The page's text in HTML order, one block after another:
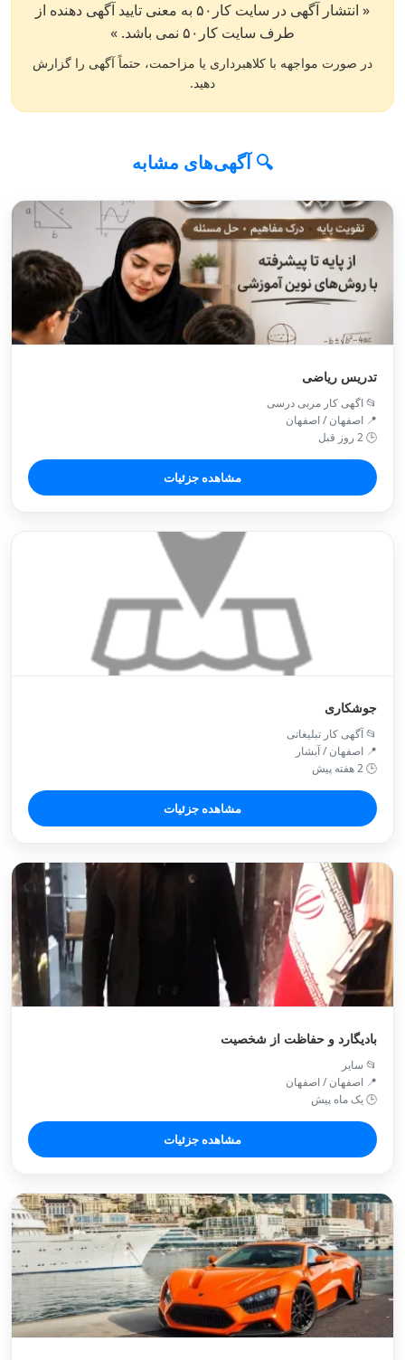
« انتشار آگهی در سایت کار۵۰ به معنی تایید آگهی دهنده از
طرف سایت کار۵۰ نمی باشد. »
در صورت مواجهه با کلاهبرداری یا مزاحمت، حتماً آگهی را گزارش
دهید.
🔍 آگهی‌های مشابه
تدریس ریاضی
📂 اگهی کار مربی درسی
📍 اصفهان / اصفهان
🕒 2 روز قبل
مشاهده جزئیات
جوشکاری
📂 آگهی کار تبلیغاتی
📍 اصفهان / آبشار
🕒 2 هفته پیش
مشاهده جزئیات
بادیگارد و حفاظت از شخصیت
📂 سایر
📍 اصفهان / اصفهان
🕒 یک ماه پیش
مشاهده جزئیات